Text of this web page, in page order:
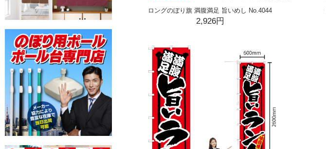
ロングのぼり旗 満腹満足 旨いめし No.4044
2,926円